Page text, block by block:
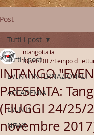
Post
Tutti i post
EVENTI INTERNAZIONALI
ACCADEMIA
EVENTI
NEWS
Tutti i post
INTANGO
PRESENTA:
(FIUGGI 24/25/
novembre
intangoitalia
18 set 2017Tempo di